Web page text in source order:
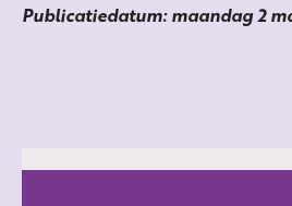
Publicatiedatum: maandag 2